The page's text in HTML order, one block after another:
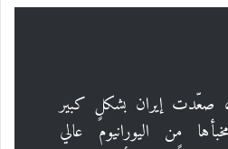
صعّدت إيران بشكلٍ كبير
من اليورانيوم عالي